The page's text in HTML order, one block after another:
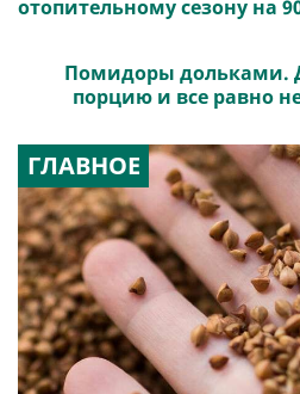
отопительному сезону на
Помидоры дольками.
порцию и все равно
ГЛАВНОЕ